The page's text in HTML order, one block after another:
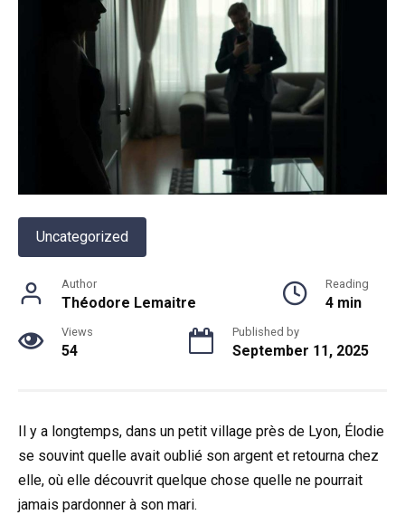
Uncategorized
Author
Théodore Lemaitre
Reading
4 min
Views
54
Published by
September 11, 2025
Il y a longtemps, dans un petit village près de Lyon, Élodie
se souvint quelle avait oublié son argent et retourna chez
elle, où elle découvrit quelque chose quelle ne pourrait
jamais pardonner à son mari.